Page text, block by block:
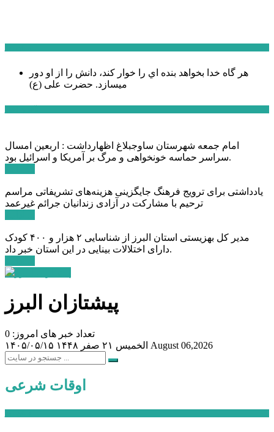
هر گاه خدا بخواهد بنده اي را خوار كند، دانش را از او دور
میسازد. حضرت علی (ع)
امام جمعه شهرستان ساوجبلاغ اظهارداشت : اربعین امسال
سراسر حماسه خونخواهی و مرگ بر آمریکا و اسرائیل بود.
یادداشتی برای ترویج فرهنگ جایگزینی هزینه‌های تشریفاتی مراسم
ترحیم با مشارکت در آزادی زندانیان جرائم غیرعمد
مدیر کل بهزیستی استان البرز از شناسایی ۲ هزار و ۴۰۰ کودک
دارای اختلالات بینایی در این استان خبر داد.
پیشتازان البرز
تعداد خبر های امروز: 0
۱۴۰۵/۰۵/۱۵
الخميس ۲۱ صفر ۱۴۴۸ August 06,2026
اوقات شرعی